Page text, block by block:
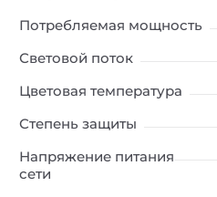
Потребляемая мощность
Световой поток
Цветовая температура
Степень защиты
Напряжение питания
сети